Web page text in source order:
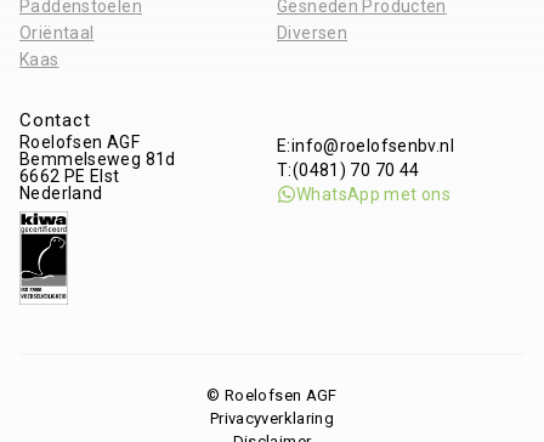
Paddenstoelen
Gesneden Producten
Oriëntaal
Diversen
Kaas
Contact
Roelofsen AGF
Bemmelseweg 81d
6662 PE Elst
Nederland
E:info@roelofsenbv.nl
T:(0481) 70 70 44
WhatsApp met ons
© Roelofsen AGF
Privacyverklaring